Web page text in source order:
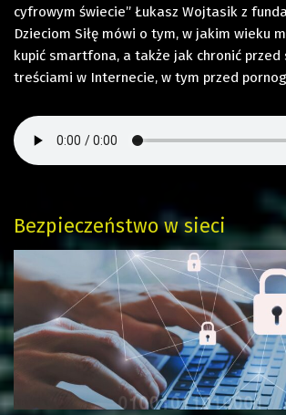
cyfrowym świecie” Łukasz Wojtasik z
Dzieciom Siłę mówi o tym, w jakim wieku
kupić smartfona, a także jak chronić przed
treściami w Internecie, w tym przed
Bezpieczeństwo w sieci